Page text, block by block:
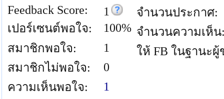
Feedback Score:
1
เปอร์เซนต์พอใจ:
100%
สมาชิกพอใจ:
1
สมาชิกไม่พอใจ:
0
ความเห็นพอใจ:
1
จำนวนประกาศ:
จำนวนความเห็น
ให้ FB ในฐานะผู้